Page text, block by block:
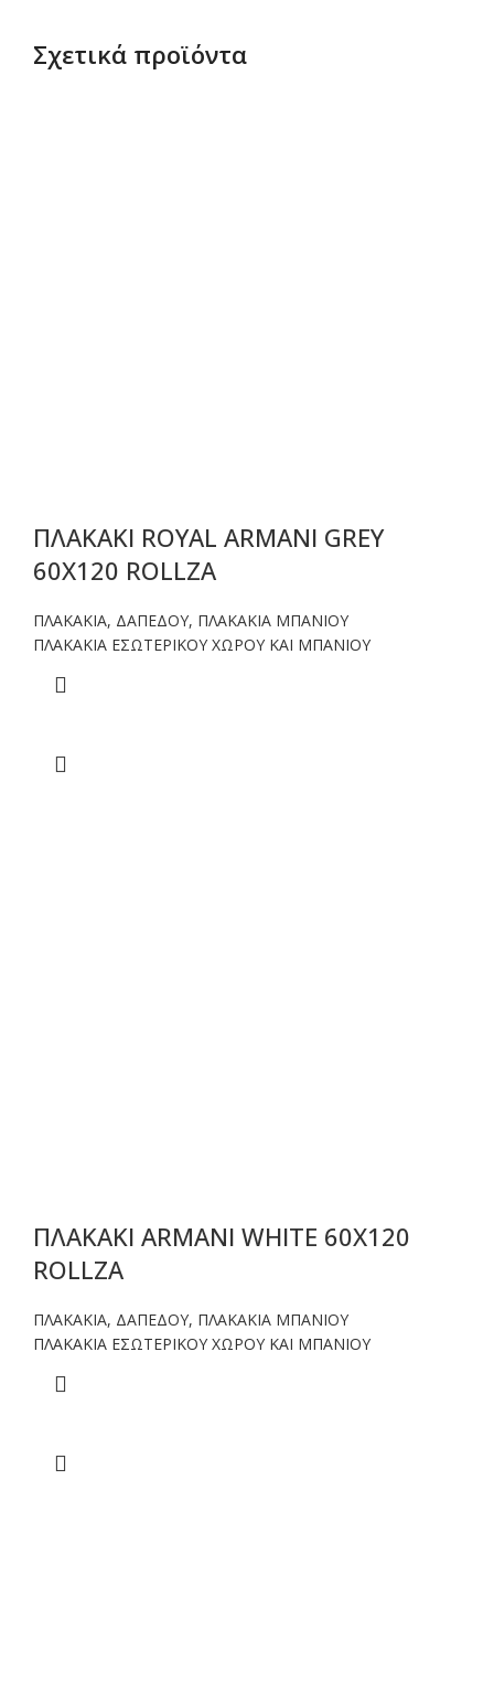
Σχετικά προϊόντα
ΠΛΑΚΑΚΙ ROYAL ARMANI GREY
60X120 ROLLZA
ΠΛΑΚΑΚΙΑ, ΔΑΠΕΔΟΥ, ΠΛΑΚΑΚΙΑ ΜΠΑΝΙΟΥ
ΠΛΑΚΑΚΙΑ ΕΣΩΤΕΡΙΚΟΥ ΧΩΡΟΥ ΚΑΙ ΜΠΑΝΙΟΥ
ΠΛΑΚΑΚΙ ARMANI WHITE 60X120
ROLLZA
ΠΛΑΚΑΚΙΑ, ΔΑΠΕΔΟΥ, ΠΛΑΚΑΚΙΑ ΜΠΑΝΙΟΥ
ΠΛΑΚΑΚΙΑ ΕΣΩΤΕΡΙΚΟΥ ΧΩΡΟΥ ΚΑΙ ΜΠΑΝΙΟΥ